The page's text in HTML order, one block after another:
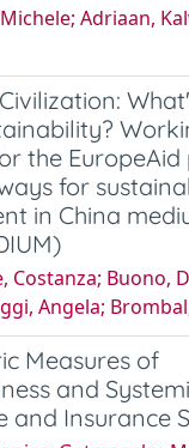
Adriaan,
the EuropeAid
for
in China
Costanza; Buono,
Angela;
Measures of
and
and Insurance